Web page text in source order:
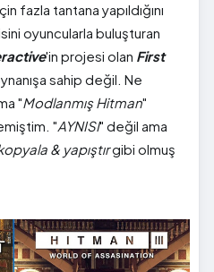
fazla tantana yapıldığını
oyuncularla buluşturan
'in projesi olan First
sahip değil. Ne
"Modlanmış Hitman"
"AYNISI" değil ama
& yapıştırgibi olmuş